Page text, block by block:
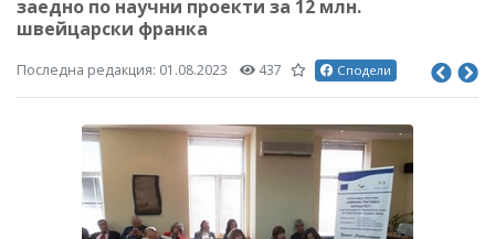
заедно по научни проекти за 12 млн.
швейцарски франка
Последна редакция: 01.08.2023 437 Сподели